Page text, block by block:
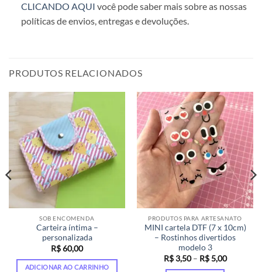
CLICANDO AQUI você pode saber mais sobre as nossas
políticas de envios, entregas e devoluções.
PRODUTOS RELACIONADOS
SOB ENCOMENDA
Carteira íntima –
personalizada
R$60,00
ADICIONAR AO CARRINHO
PRODUTOS PARA ARTESANATO
MINI cartela DTF (7 x 10cm)
– Rostinhos divertidos
modelo 3
R$3,50 – R$5,00Faixa